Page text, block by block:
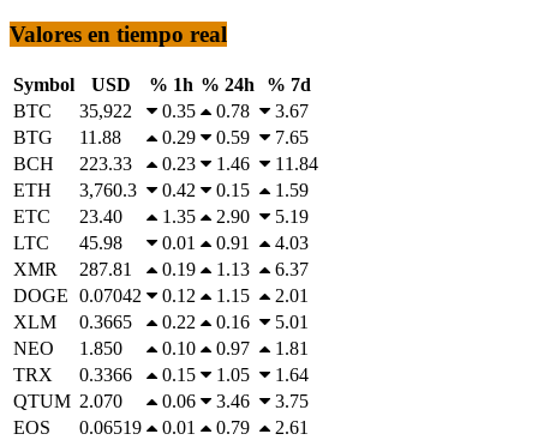
Valores en tiempo real
Symbol USD % 1h % 24h
% 7d
BTC
35,922 0.35 0.78
3.67
BTG
11.88 0.29 0.59
7.65
BCH
223.33 0.23 1.46
11.84
ETH
3,760.3 0.42 0.15
1.59
ETC
23.40 1.35 2.90
5.19
LTC
45.98 0.01 0.91
4.03
XMR
287.81 0.19 1.13
6.37
DOGE 0.07042 0.12 1.15
2.01
XLM
0.3665 0.22 0.16
5.01
NEO
1.850 0.10 0.97
1.81
TRX
0.3366 0.15 1.05
1.64
QTUM 2.070 0.06 3.46
3.75
EOS
0.06519 0.01 0.79 2.61